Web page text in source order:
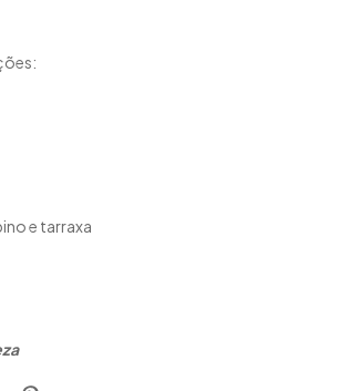
e tarraxa